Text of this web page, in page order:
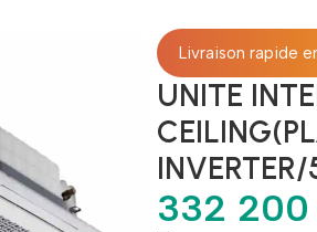
Livraison rapide
UNITE
332 200